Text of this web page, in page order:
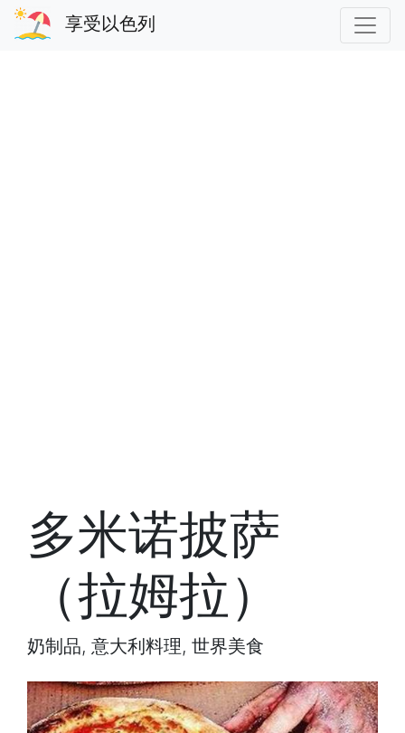
享受以色列
多米诺披萨
（拉姆拉）
奶制品, 意大利料理, 世界美食